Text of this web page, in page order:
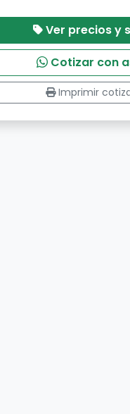
Ver precios y
Cotizar con
Imprimir